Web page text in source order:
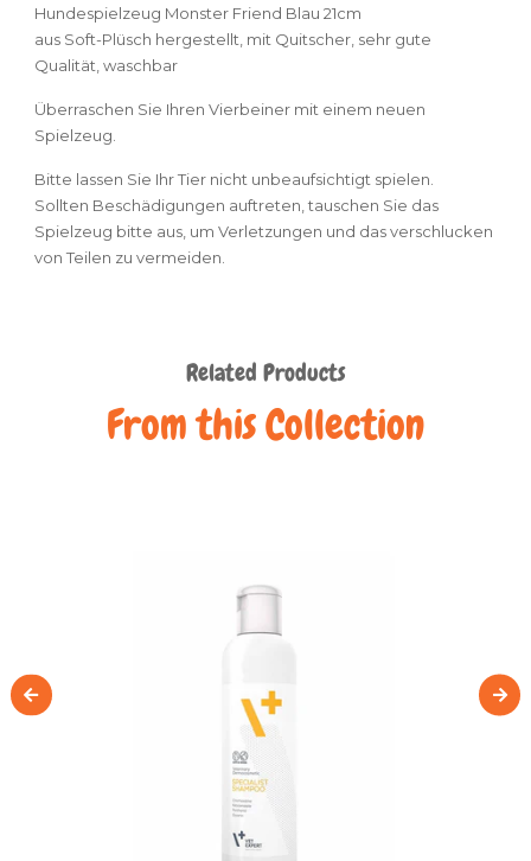
Hundespielzeug Monster Friend Blau 21cm
aus Soft-Plüsch hergestellt, mit Quitscher, sehr gute
Qualität, waschbar
Überraschen Sie Ihren Vierbeiner mit einem neuen
Spielzeug.
Bitte lassen Sie Ihr Tier nicht unbeaufsichtigt spielen.
Sollten Beschädigungen auftreten, tauschen Sie das
Spielzeug bitte aus, um Verletzungen und das verschlucken
von Teilen zu vermeiden.
Related Products
From this Collection